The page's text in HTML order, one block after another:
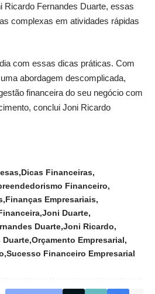
Ricardo Fernandes Duarte, essas
complexas em atividades rápidas
com essas dicas práticas. Com
abordagem descomplicada,
financeira do seu negócio com
conclui Joni Ricardo
Dicas Financeiras
Financeiro
Finanças Empresariais
Joni Duarte
Duarte Joni Ricardo
Duarte Orçamento Empresarial
Sucesso Financeiro Empresarial